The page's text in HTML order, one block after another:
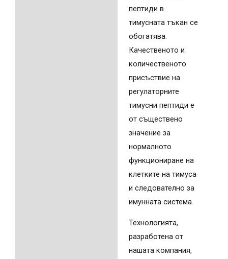
пептиди в
тимусната тъкан се
обогатява.
Качественото и
количественото
присъствие на
регулаторните
тимусни пептиди е
от съществено
значение за
нормалното
функциониране на
клетките на тимуса
и следователно за
имунната система.
Технологията,
разработена от
нашата компания,